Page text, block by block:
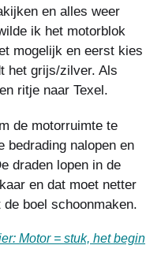
en alles weer
ik het motorblok
mogelijk en eerst kies
het grijs/zilver. Als
ritje naar Texel.
de motorruimte te
bedrading nalopen en
draden lopen in de
en dat moet netter
boel schoonmaken.
Motor = stuk, het begin